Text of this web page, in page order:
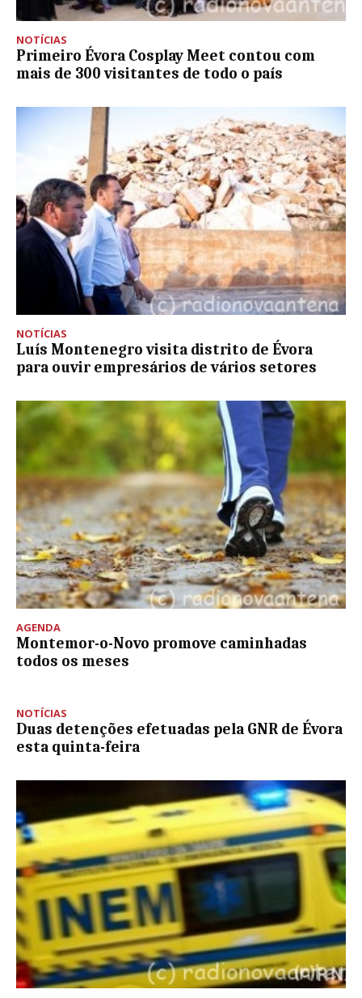
NOTÍCIAS
Primeiro Évora Cosplay Meet contou com
mais de 300 visitantes de todo o país
NOTÍCIAS
Luís Montenegro visita distrito de Évora
para ouvir empresários de vários setores
AGENDA
Montemor-o-Novo promove caminhadas
todos os meses
NOTÍCIAS
Duas detenções efetuadas pela GNR de Évora
esta quinta-feira